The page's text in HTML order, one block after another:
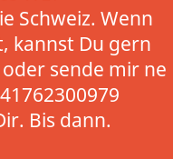
Schweiz. Wenn
kannst Du gern
sende mir ne
Bis dann.